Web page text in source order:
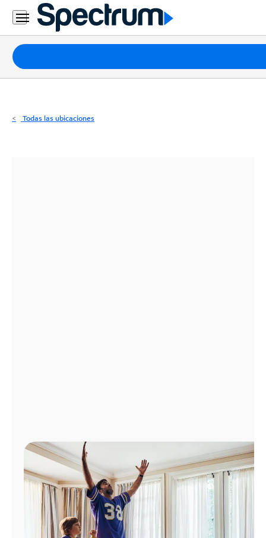
Residencial
Business
Paquetes
Internet
Todas las ubicaciones